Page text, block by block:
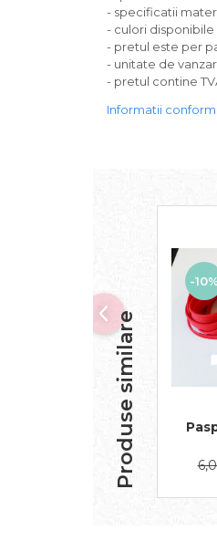
- specificatii
- culori
- pretul este per
- unitate de
- pretul contine
Informatii
Produse similare
-10%